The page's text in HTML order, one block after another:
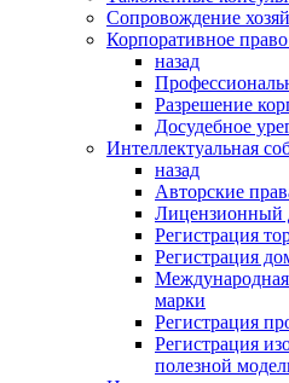
Сопровождение
Корпоративное
назад
Разрешение
Досудебное
Интеллектуальная
назад
Авторские
Лицензионный
Регистрация
Регистрация
Международная
марки
Регистрация
Регистрация
полезной